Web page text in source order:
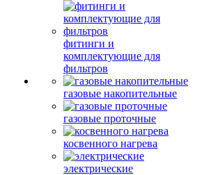
фитинги и
комплектующие для
фильтров
газовые накопительные
газовые проточные
косвенного нагрева
электрические